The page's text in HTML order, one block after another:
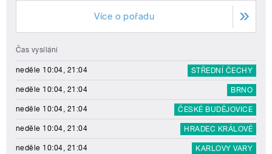
Více o pořadu
Čas vysílání
neděle 10:04, 21:04 STŘEDNÍ ČECHY
neděle 10:04, 21:04 BRNO
neděle 10:04, 21:04 ČESKÉ BUDĚJOVICE
neděle 10:04, 21:04 HRADEC KRÁLOVÉ
neděle 10:04, 21:04 KARLOVY VARY